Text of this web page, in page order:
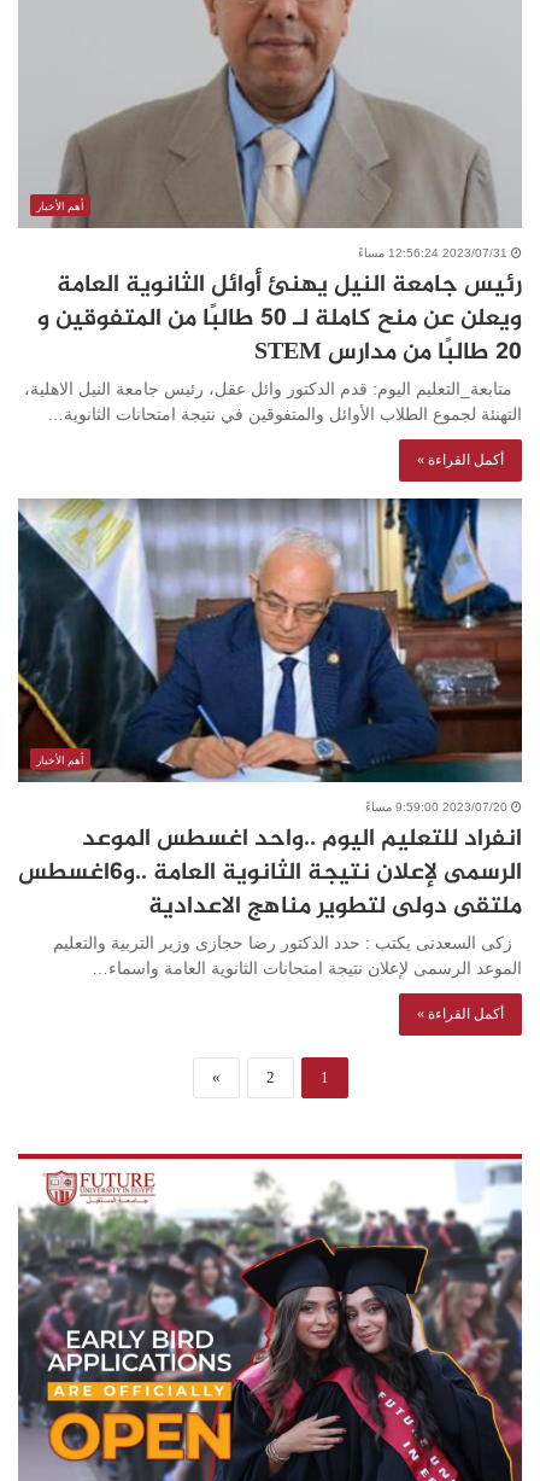
أهم الأخبار
2023/07/31 12:56:24 مساءً
رئيس جامعة النيل يهنئ أوائل الثانوية العامة
ويعلن عن منح كاملة لـ 50 طالبًا من المتفوقين و
20 طالبًا من مدارس STEM
متابعة_التعليم اليوم: قدم الدكتور وائل عقل، رئيس جامعة النيل الاهلية،
التهنئة لجموع الطلاب الأوائل والمتفوقين في نتيجة امتحانات الثانوية…
أكمل القراءة »
أهم الأخبار
2023/07/20 9:59:00 مساءً
انفراد للتعليم اليوم ..واحد اغسطس الموعد
الرسمى لإعلان نتيجة الثانوية العامة ..و6اغسطس
ملتقى دولى لتطوير مناهج الاعدادية
زكى السعدنى يكتب : حدد الدكتور رضا حجازى وزير التربية والتعليم
الموعد الرسمى لإعلان نتيجة امتحانات الثانوية العامة واسماء…
أكمل القراءة »
1
2
»